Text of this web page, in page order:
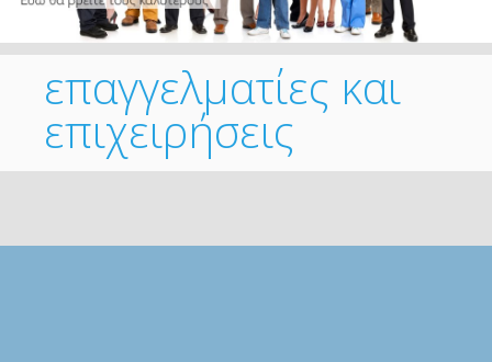
επαγγελματίες και
επιχειρήσεις